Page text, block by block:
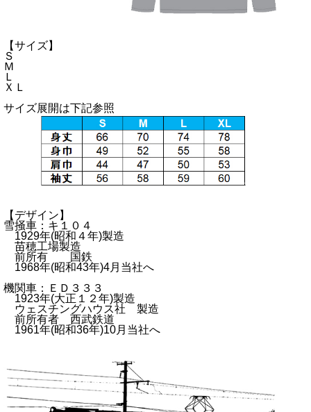
【サイズ】
Ｓ
Ｍ
Ｌ
ＸＬ
サイズ展開は下記参照
【デザイン】
雪掻車：キ１０４
1929年(昭和４年)製造
苗穂工場製造
前所有 国鉄
1968年(昭和43年)4月当社へ
機関車：ＥＤ３３３
1923年(大正１２年)製造
ウェスチングハウス社 製造
前所有者 西武鉄道
1961年(昭和36年)10月当社へ